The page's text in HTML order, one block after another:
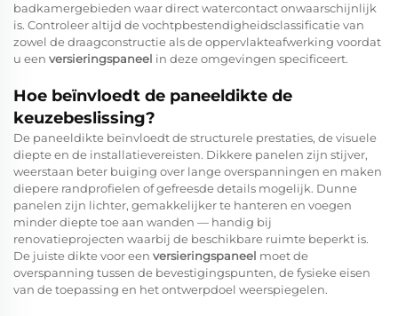
badkamergebieden waar direct watercontact onwaarschijnlijk
is. Controleer altijd de vochtpbestendigheidsclassificatie van
zowel de draagconstructie als de oppervlakteafwerking voordat
u een versieringspaneel in deze omgevingen specificeert.
Hoe beïnvloedt de paneeldikte de
keuzebeslissing?
De paneeldikte beïnvloedt de structurele prestaties, de visuele
diepte en de installatievereisten. Dikkere panelen zijn stijver,
weerstaan beter buiging over lange overspanningen en maken
diepere randprofielen of gefreesde details mogelijk. Dunne
panelen zijn lichter, gemakkelijker te hanteren en voegen
minder diepte toe aan wanden — handig bij
renovatieprojecten waarbij de beschikbare ruimte beperkt is.
De juiste dikte voor een versieringspaneel moet de
overspanning tussen de bevestigingspunten, de fysieke eisen
van de toepassing en het ontwerpdoel weerspiegelen.